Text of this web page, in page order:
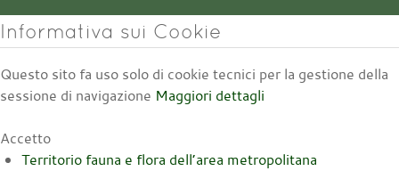
Informativa sui Cookie
Questo sito fa uso solo di cookie tecnici per la gestione della
sessione di navigazione Maggiori dettagli
Accetto
Territorio fauna e flora dell’area metropolitana